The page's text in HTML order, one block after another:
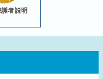
者説明